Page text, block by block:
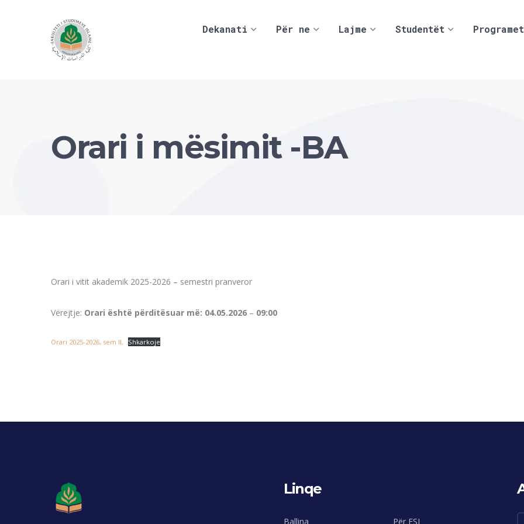
Dekanati Për ne Lajme Studentët Programet
Orari i mësimit -BA
Orari i vitit akademik 2025-2026 – semestri pranveror
Vërejtje: Orari është përditësuar më: 04.05.2026 – 09:00
Orari 2025-2026, sem II, Shkarkoje
Linqe
Ballina Për FSI